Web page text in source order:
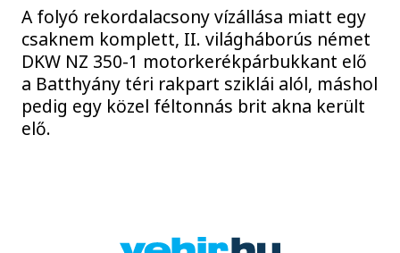
A folyó rekordalacsony vízállása miatt egy
csaknem komplett, II. világháborús német
DKW NZ 350-1 motorkerékpárbukkant elő
a Batthyány téri rakpart sziklái alól, máshol
pedig egy közel féltonnás brit akna került
elő.